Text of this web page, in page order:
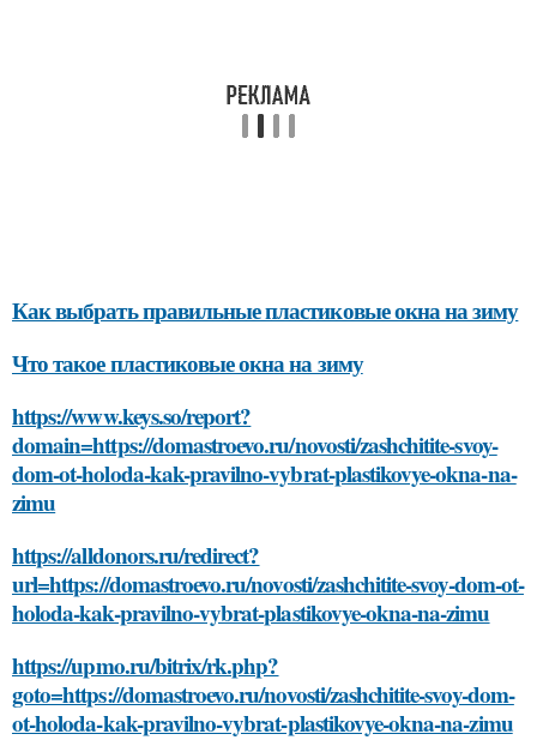
Как выбрать правильные пластиковые окна на зиму
Что такое пластиковые окна на зиму
https://www.keys.so/report?
domain=https://domastroevo.ru/novosti/zashchitite-svoy-
dom-ot-holoda-kak-pravilno-vybrat-plastikovye-okna-na-
zimu
https://alldonors.ru/redirect?
url=https://domastroevo.ru/novosti/zashchitite-svoy-dom-ot-
holoda-kak-pravilno-vybrat-plastikovye-okna-na-zimu
https://upmo.ru/bitrix/rk.php?
goto=https://domastroevo.ru/novosti/zashchitite-svoy-dom-
ot-holoda-kak-pravilno-vybrat-plastikovye-okna-na-zimu